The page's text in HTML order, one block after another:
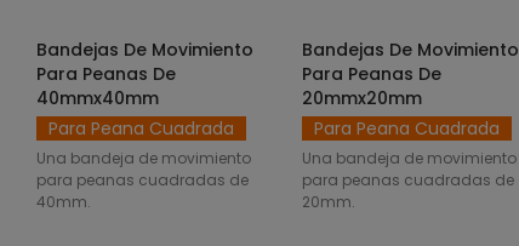
SELECCIONAR OPCIONES
Bandejas De Movimiento
Para Peanas De
40mmx40mm
Para Peana Cuadrada
Una bandeja de movimiento
para peanas cuadradas de
40mm.
SELECCIONAR OPCIONES
Bandejas De Movimiento
Para Peanas De
20mmx20mm
Para Peana Cuadrada
Una bandeja de movimiento
para peanas cuadradas de
20mm.